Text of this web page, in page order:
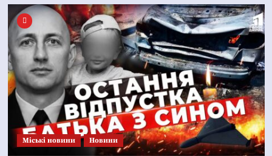
Mіські новини Новини